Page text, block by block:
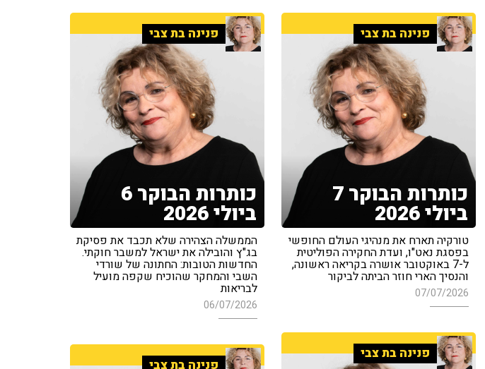
פנינה בת צבי
כותרות הבוקר 7
ביולי 2026
טורקיה תארח את מנהיגי העולם החופשי
בפסגת נאט"ו, ועדת החקירה הפוליטית
ל-7 באוקטובר אושרה בקריאה ראשונה,
והנסיך הארי חוזר הביתה לביקור
07/07/2026
פנינה בת צבי
כותרות הבוקר 6
ביולי 2026
הממשלה הצהירה שלא תכבד את פסיקת
בג"ץ והובילה את ישראל למשבר חוקתי.
החדשות הטובות: החתונה של שורדי
השבי והמחקר שהוכיח שקפה מועיל
לבריאות
06/07/2026
פנינה בת צבי
פנינה בת צבי